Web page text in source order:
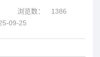
浏览数：
1386
09-25